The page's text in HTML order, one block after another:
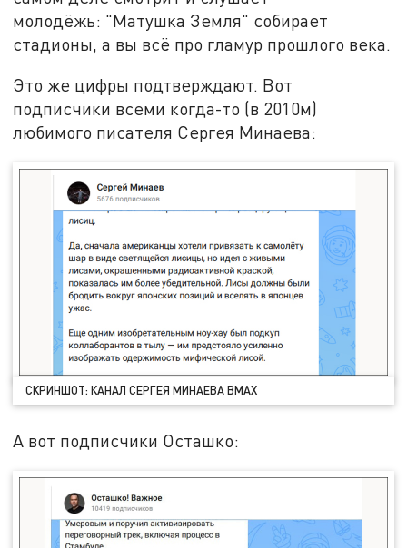
молодёжь: "Матушка Земля" собирает
стадионы, а вы всё про гламур прошлого века.
Это же цифры подтверждают. Вот
подписчики всеми когда-то (в 2010м)
любимого писателя Сергея Минаева:
СКРИНШОТ: КАНАЛ СЕРГЕЯ МИНАЕВА ВMAX
А вот подписчики Осташко: